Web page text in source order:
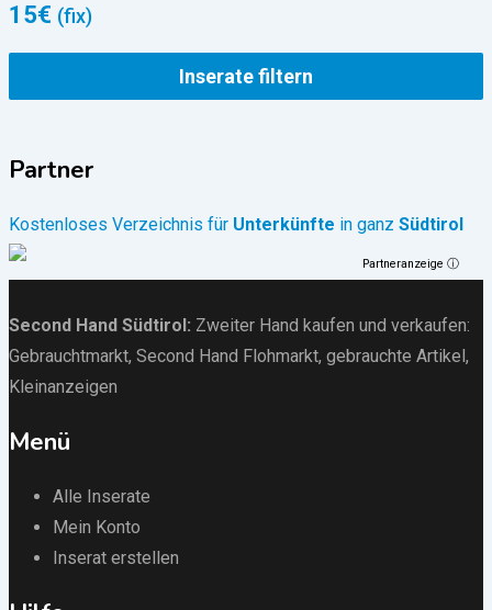
15€ (fix)
Inserate filtern
Partner
Kostenloses Verzeichnis für Unterkünfte in ganz Südtirol
Partneranzeige ⓘ
Second Hand Südtirol : Zweiter Hand kaufen und verkaufen:
Gebrauchtmarkt, Second Hand Flohmarkt, gebrauchte Artikel ,
Kleinanzeigen
Menü
Alle Inserate
Mein Konto
Inserat erstellen